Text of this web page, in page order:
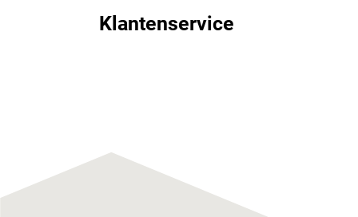
Klantenservice